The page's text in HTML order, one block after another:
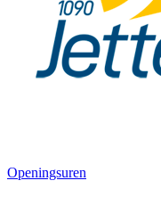
Openingsuren